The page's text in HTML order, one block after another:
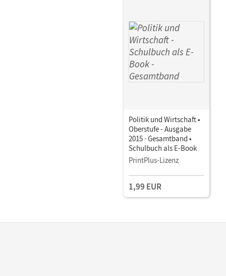
Politik und Wirtschaft •
Oberstufe - Ausgabe
2015 · Gesamtband •
Schulbuch als E-Book
PrintPlus-Lizenz
1,99 EUR